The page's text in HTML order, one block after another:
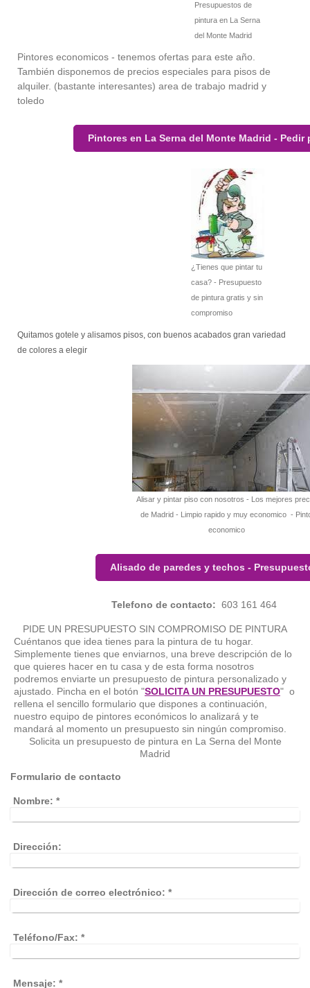
Presupuestos de
pintura en La Serna
del Monte Madrid
Pintores economicos - tenemos ofertas para este año.
También disponemos de precios especiales para pisos de
alquiler. (bastante interesantes) area de trabajo madrid y
toledo
Pintores en La Serna del Monte Madrid - Pedir
¿Tienes que pintar tu
casa? - Presupuesto
de pintura gratis y sin
compromiso
Quitamos gotele y alisamos pisos, con buenos acabados gran variedad
de colores a elegir
Alisar y pintar piso con nosotros - Los mejores
de Madrid - Limpio rapido y muy economico -
economico
Alisado de paredes y techos -
Telefono de contacto: 603 161 464
PIDE UN PRESUPUESTO SIN COMPROMISO DE PINTURA
Cuéntanos que idea tienes para la pintura de tu hogar.
Simplemente tienes que enviarnos, una breve descripción de lo
que quieres hacer en tu casa y de esta forma nosotros
podremos enviarte un presupuesto de pintura personalizado y
ajustado. Pincha en el botón "SOLICITA UN PRESUPUESTO" o
rellena el sencillo formulario que dispones a continuación,
nuestro equipo de pintores económicos lo analizará y te
mandará al momento un presupuesto sin ningún compromiso.
Solicita un presupuesto de pintura en La Serna del Monte
Madrid
Formulario de contacto
Nombre: *
Dirección:
Dirección de correo electrónico: *
Teléfono/Fax: *
Mensaje: *